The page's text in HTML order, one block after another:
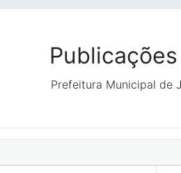
Prefeitura Municipal de